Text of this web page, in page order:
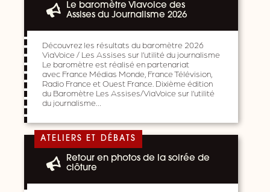
Le baromètre Viavoice des
Assises du Journalisme 2026
Découvrez les résultats du baromètre 2026
ViaVoice / Les Assises sur l’utilité du journalisme
Le baromètre est réalisé en partenariat
avec France Médias Monde, France Télévision,
Radio France et Ouest France. Dixième édition
du Baromètre Les Assises/ViaVoice sur l’utilité
du journalisme…
ATELIERS ET DÉBATS
Retour en photos de la soirée de
clôture